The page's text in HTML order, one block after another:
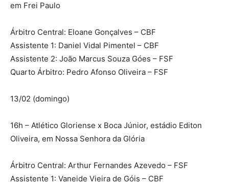
em Frei Paulo
Árbitro Central: Eloane Gonçalves – CBF
Assistente 1: Daniel Vidal Pimentel – CBF
Assistente 2: João Marcus Souza Góes – FSF
Quarto Árbitro: Pedro Afonso Oliveira – FSF
13/02 (domingo)
16h – Atlético Gloriense x Boca Júnior, estádio Editon
Oliveira, em Nossa Senhora da Glória
Árbitro Central: Arthur Fernandes Azevedo – FSF
Assistente 1: Vaneide Vieira de Góis – CBF